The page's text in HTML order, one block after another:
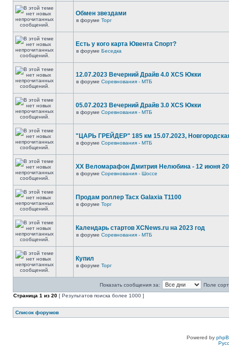
Обмен звездами
в форуме Торг
Есть у кого карта Ювента Спорт?
в форуме Беседка
12.07.2023 Вечерний Драйв 4.0 XCS Юкки
в форуме Соревнования - МТБ
05.07.2023 Вечерний Драйв 3.0 XCS Юкки
в форуме Соревнования - МТБ
"ЦАРЬ ГРЕЙДЕР" 185 км 15.07.2023,
в форуме Соревнования - МТБ
XX Веломарафон Дмитрия Нелюбина - 12 июня
в форуме Соревнования - Шоссе
Продам роллер Tacx Galaxia T1100
в форуме Торг
Календарь стартов XCNews.ru на 2023 год
в форуме Соревнования - МТБ
Купил
в форуме Торг
Показать сообщения за:
Поле
Страница 1 из 20 [ Результатов поиска более 1000 ]
Список форумов
Powered by